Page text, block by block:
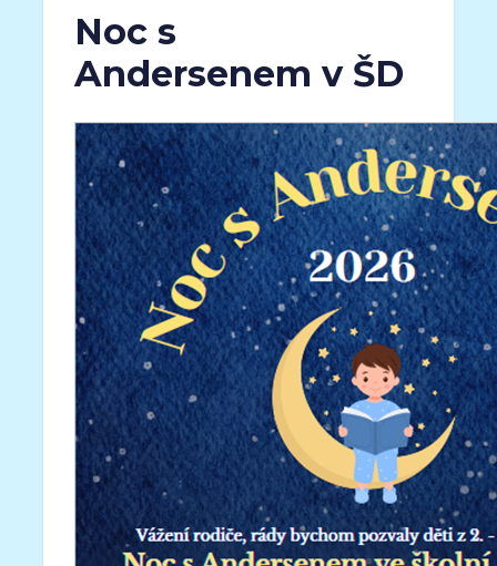
Noc s
Andersenem v ŠD